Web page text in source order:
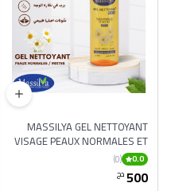
MASSILYA GEL NETTOYANT
VISAGE PEAUX NORMALES ET
MIXTES 250ML
0.0
(0)
500دج